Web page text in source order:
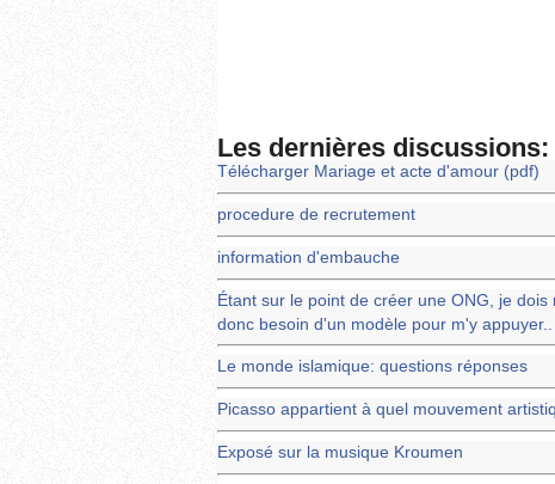
Les dernières discussions:
Télécharger Mariage et acte d'amour (pdf)
procedure de recrutement
information d'embauche
Étant sur le point de créer une ONG, je
donc besoin d'un modèle pour m'y appuyer..
Le monde islamique: questions réponses
Picasso appartient à quel mouvement
Exposé sur la musique Kroumen